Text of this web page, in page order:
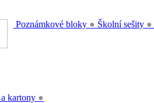
Poznámkové bloky ● Školní sešity ●
kartony ●